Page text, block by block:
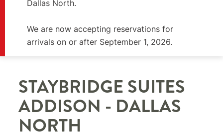
Dallas North.
We are now accepting reservations for
arrivals on or after September 1, 2026.
STAYBRIDGE SUITES
ADDISON - DALLAS
NORTH